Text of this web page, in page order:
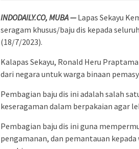
INDODAILY.CO, MUBA — Lapas Sekayu
seragam khusus/baju dis kepada
(18/7/2023).
Kalapas Sekayu, Ronald Heru
dari negara untuk warga binaan
Pembagian baju dis ini adalah salah
keseragaman dalam berpakaian agar
Pembagian baju dis ini guna
pengamanan, dan pemantauan